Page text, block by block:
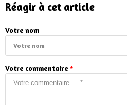
Réagir à cet article
Votre nom
Votre commentaire *